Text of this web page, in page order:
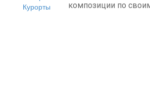
композиции по